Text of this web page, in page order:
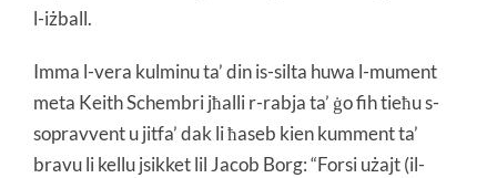
l-iżball.
Imma l-vera kulminu ta’ din is-silta huwa l-mument
meta Keith Schembri jħalli r-rabja ta’ ġo fih tieħu s-
sopravvent u jitfa’ dak li ħaseb kien kumment ta’
bravu li kellu jsikket lil Jacob Borg: “Forsi użajt (il-